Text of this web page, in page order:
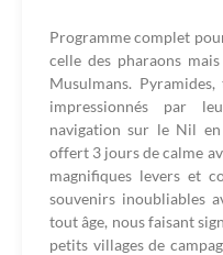
Programme complet
celle des pharaons
Musulmans.
impressionnés par
navigation sur le Nil
offert 3 jours de calme
magnifiques levers et
souvenirs inoubliables
tout âge, nous faisant
petits villages de